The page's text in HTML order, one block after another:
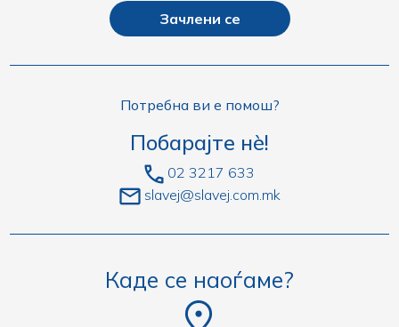
Зачлени се
Потребна ви е помош?
Побарајте нè!
02 3217 633
slavej@slavej.com.mk
Каде се наоѓаме?